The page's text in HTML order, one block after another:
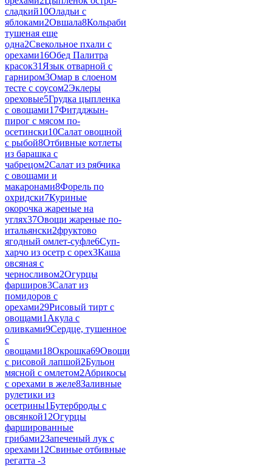
сладкий10Оладьи с
яблоками2Овшала8Кольраби
тушеная еще
одна2Свекольное пхали с
орехами16Обед Палитра
красок31 Язык отварной с
гарниром3Омар в слоеном
тесте с соусом2Эклеры
ореховые5Грудка цыпленка
с овощами17Фитдджын-
пирог с мясом по-
осетински10Салат овощной
с рыбой8Отбивные котлеты
из барашка с
чабрецом2Салат из рябчика
с овощами и
макаронами8Форель по
охридски7Куриные
окорочка жареные на
углях37Овощи жареные по-
итальянски2фруктово
ягодный омлет-суфле6Суп-
харчо из осетр с орех3Каша
овсяная с
черносливом2Огурцы
фарширов3Салат из
помидоров с
орехами29Рисовый тирт с
овощами1 Акула с
оливками9Сердце, тушенное
с
овощами18Окрошка69Овощи
с рисовой лапшой2Бульон
мясной с омлетом2Абрикосы
с орехами в желе8Заливные
рулетики из
осетрины1Бутерброды с
овсянкой12Огурцы
фаршированные
грибами2Запеченый лук с
орехами12Свиные отбивные
регатта -3